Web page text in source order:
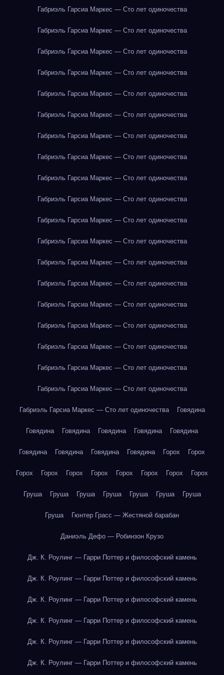
Габриэль Гарсиа Маркес — Сто лет одиночества
Габриэль Гарсиа Маркес — Сто лет одиночества
Габриэль Гарсиа Маркес — Сто лет одиночества
Габриэль Гарсиа Маркес — Сто лет одиночества
Габриэль Гарсиа Маркес — Сто лет одиночества
Габриэль Гарсиа Маркес — Сто лет одиночества
Габриэль Гарсиа Маркес — Сто лет одиночества
Габриэль Гарсиа Маркес — Сто лет одиночества
Габриэль Гарсиа Маркес — Сто лет одиночества
Габриэль Гарсиа Маркес — Сто лет одиночества
Габриэль Гарсиа Маркес — Сто лет одиночества
Габриэль Гарсиа Маркес — Сто лет одиночества
Габриэль Гарсиа Маркес — Сто лет одиночества
Габриэль Гарсиа Маркес — Сто лет одиночества
Габриэль Гарсиа Маркес — Сто лет одиночества
Габриэль Гарсиа Маркес — Сто лет одиночества
Габриэль Гарсиа Маркес — Сто лет одиночества
Габриэль Гарсиа Маркес — Сто лет одиночества
Габриэль Гарсиа Маркес — Сто лет одиночества
Габриэль Гарсиа Маркес — Сто лет одиночества Говядина
Говядина Говядина Говядина Говядина Говядина
Говядина Говядина Говядина Говядина Горох Горох
Горох Горох Горох Горох Горох Горох Горох Горох
Груша Груша Груша Груша Груша Груша Груша
Груша Гюнтер Грасс — Жестяной барабан
Даниэль Дефо — Робинзон Крузо
Дж. К. Роулинг — Гарри Поттер и философский камень
Дж. К. Роулинг — Гарри Поттер и философский камень
Дж. К. Роулинг — Гарри Поттер и философский камень
Дж. К. Роулинг — Гарри Поттер и философский камень
Дж. К. Роулинг — Гарри Поттер и философский камень
Дж. К. Роулинг — Гарри Поттер и философский камень